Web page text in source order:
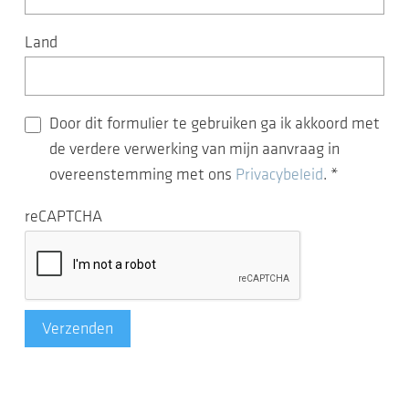
Land
Door dit formulier te gebruiken ga ik akkoord met
de verdere verwerking van mijn aanvraag in
overeenstemming met ons Privacybeleid. *
reCAPTCHA
Verzenden